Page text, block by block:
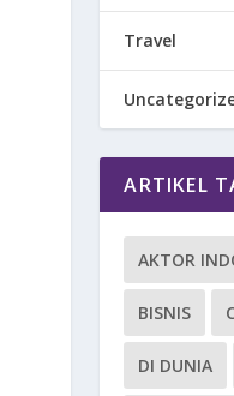
Travel
ARTIKEL
AKTOR
BISNIS
DI DUNIA